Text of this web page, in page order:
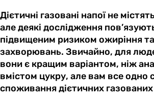
Дієтичні газовані напої не
але деякі дослідження пов’язують
підвищеним ризиком ожиріння
захворювань. Звичайно, для
вони є кращим варіантом, ніж
вмістом цукру, але вам все одно
споживання дієтичних газованих